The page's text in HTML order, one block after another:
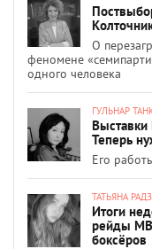
О
феномене
одного человека
ГУЛЬНАР
Теперь
Его
ТАТЬЯНА
Итоги
рейды
боксёров